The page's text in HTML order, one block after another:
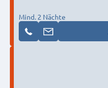
Mind. 2 Nächte